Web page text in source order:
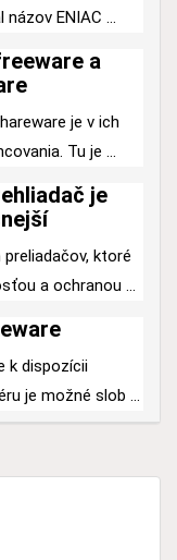
ENIAC ...
a
je v ich
Tu je ...
je
ktoré
a ochranou ...
k dispozícii
je možné slob ...